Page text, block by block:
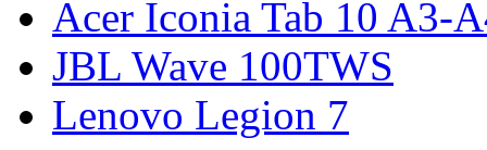
Acer Iconia Tab 10 A3-
JBL Wave 100TWS
Lenovo Legion 7